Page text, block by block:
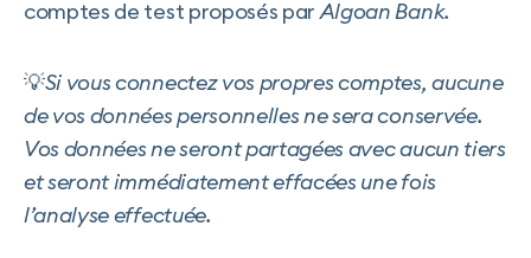
comptes de test proposés parAlgoan Bank.
💡Si vous connectez vos propres comptes, aucune
de vos données personnelles ne sera conservée.
Vos données ne seront partagées avec aucun tiers
et seront immédiatement effacées une fois
l’analyse effectuée.